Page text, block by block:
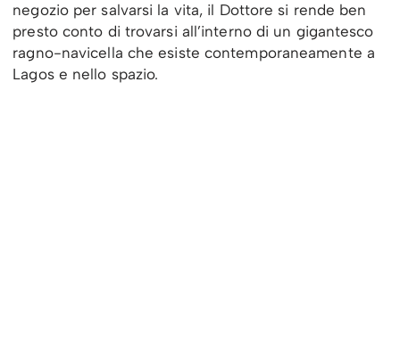
negozio per salvarsi la vita, il Dottore si rende ben
presto conto di trovarsi all’interno di un gigantesco
ragno-navicella che esiste contemporaneamente a
Lagos e nello spazio.